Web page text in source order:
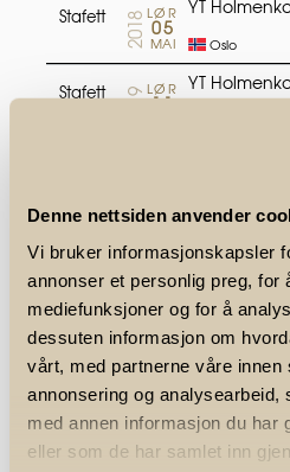
Denne nettsiden anvender
Vi bruker informasjonskapsler
annonser et personlig preg, for
mediefunksjoner og for å
dessuten informasjon om
vårt, med partnerne våre innen
annonsering og analysearbeid,
med annen informasjon du har
eller som de har samlet inn